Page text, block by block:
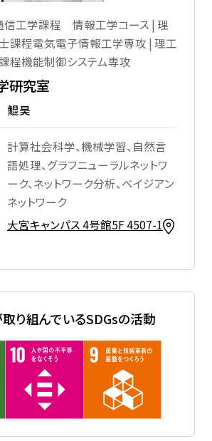
信工学課程 情報工学コース | 理
課程電気電子情報工学専攻 | 理工
程機能制御システム専攻
研究室
昊
計算社会科学、機械学習、自然言
語処理、グラフニューラルネットワ
ーク、ネットワーク分析、ベイジアン
ネットワーク
大宮キャンパス 4号館5F 4507-1
り組んでいるSDGsの活動